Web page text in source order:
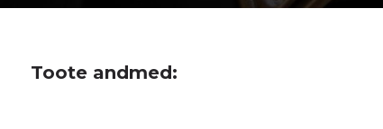
Toote andmed: